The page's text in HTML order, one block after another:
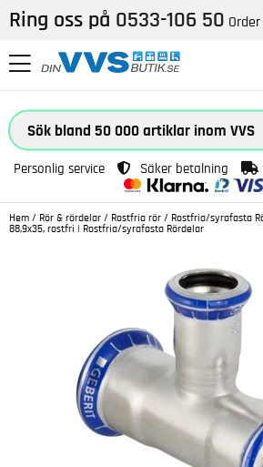
Ring oss på 0533-106 50
Personlig service Säker betalning
Hem / Rör & rördelar / Rostfria rör / Rostfria/syrafasta
88,9x35, rostfri | Rostfria/syrafasta Rördelar